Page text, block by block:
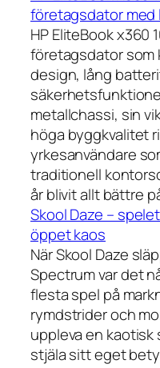
företagsdator
HP EliteBook x360
företagsdator som
design, lång
metallchassi, sin
höga byggkvalitet
yrkesanvändare
traditionell
år blivit allt bättre
Skool Daze –
öppet kaos
När Skool Daze
Spectrum var det
flesta spel på
rymdstrider och
uppleva en kaotisk
stjäla sitt eget